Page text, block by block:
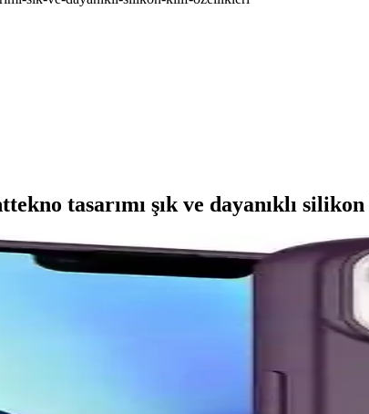
tasarımı şık ve dayanıklı